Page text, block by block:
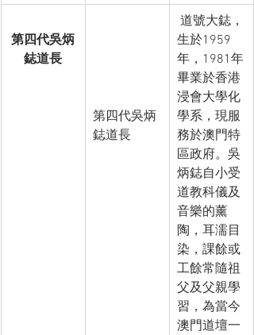
第四代吳炳
鋕道長
第四代吳炳
鋕道長
道號大鋕，
生於1959
年，1981年
畢業於香港
浸會大學化
學系，現服
務於澳門特
區政府。吳
炳鋕自小受
道教科儀及
音樂的薰
陶，耳濡目
染，課餘或
工餘常隨祖
父及父親學
習，為當今
澳門道壇一